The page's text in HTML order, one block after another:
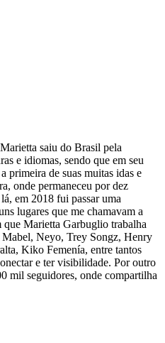
saiu do Brasil pela
e idiomas, sendo que em seu
primeira de suas muitas idas e
onde permaneceu por dez
em 2018 fui passar uma
lugares que me chamavam a
que Marietta Garbuglio trabalha
Mabel, Neyo, Trey Songz, Henry
Kiko Femenía, entre tantos
e ter visibilidade. Por outro
mil seguidores, onde compartilha